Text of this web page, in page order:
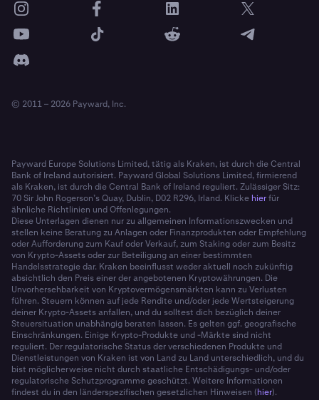
© 2011 – 2026 Payward, Inc.
Payward Europe Solutions Limited, tätig als Kraken, ist durch die Central
Bank of Ireland autorisiert. Payward Global Solutions Limited, firmierend
als Kraken, ist durch die Central Bank of Ireland reguliert. Zulässiger Sitz:
70 Sir John Rogerson’s Quay, Dublin, D02 R296, Irland. Klicke hierfür
ähnliche Richtlinien und Offenlegungen.
Diese Unterlagen dienen nur zu allgemeinen Informationszwecken und
stellen keine Beratung zu Anlagen oder Finanzprodukten oder Empfehlung
oder Aufforderung zum Kauf oder Verkauf, zum Staking oder zum Besitz
von Krypto-Assets oder zur Beteiligung an einer bestimmten
Handelsstrategie dar. Kraken beeinflusst weder aktuell noch zukünftig
absichtlich den Preis einer der angebotenen Kryptowährungen. Die
Unvorhersehbarkeit von Kryptovermögensmärkten kann zu Verlusten
führen. Steuern können auf jede Rendite und/oder jede Wertsteigerung
deiner Krypto-Assets anfallen, und du solltest dich bezüglich deiner
Steuersituation unabhängig beraten lassen. Es gelten ggf. geografische
Einschränkungen. Einige Krypto-Produkte und -Märkte sind nicht
reguliert. Der regulatorische Status der verschiedenen Produkte und
Dienstleistungen von Kraken ist von Land zu Land unterschiedlich, und du
bist möglicherweise nicht durch staatliche Entschädigungs- und/oder
regulatorische Schutzprogramme geschützt. Weitere Informationen
findest du in den länderspezifischen gesetzlichen Hinweisen (hier).